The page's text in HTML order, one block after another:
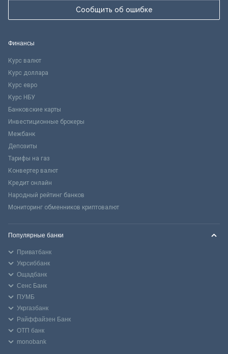
Сообщить об ошибке
Финансы
Курс валют
Курс доллара
Курс евро
Курс НБУ
Банковские карты
Инвестиционные брокеры
Межбанк
Депозиты
Тарифы на газ
Конвертер валют
Кредит онлайн
Народный рейтинг банков
Мониторинг обменников криптовалют
Популярные банки
Приватбанк
Укрсиббанк
Ощадбанк
Сенс Банк
ПУМБ
Укргазбанк
Райффайзен Банк
ОТП банк
monobank